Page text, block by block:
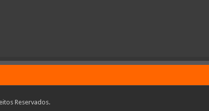
Reservados.